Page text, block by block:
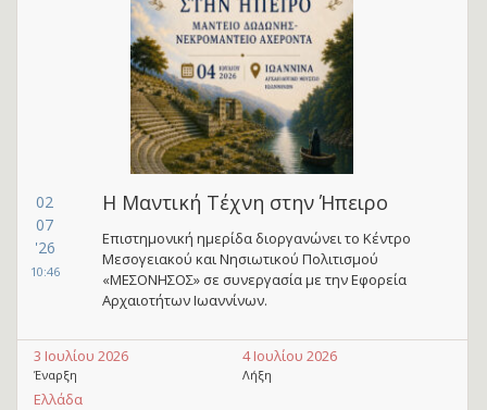
02
07
'26
10:46
Η Μαντική Τέχνη στην Ήπειρο
Επιστημονική ημερίδα διοργανώνει το Κέντρο
Μεσογειακού και Νησιωτικού Πολιτισμού
«ΜΕΣΟΝΗΣΟΣ» σε συνεργασία με την Εφορεία
Αρχαιοτήτων Ιωαννίνων.
3 Ιουλίου 2026
Έναρξη
4 Ιουλίου 2026
Λήξη
Ελλάδα